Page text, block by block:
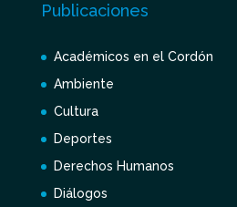
Publicaciones
Académicos en el Cordón
Ambiente
Cultura
Deportes
Derechos Humanos
Diálogos